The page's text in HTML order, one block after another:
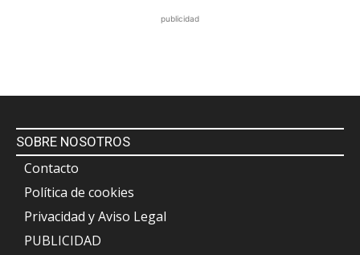
publicidad
SOBRE NOSOTROS
Contacto
Política de cookies
Privacidad y Aviso Legal
PUBLICIDAD